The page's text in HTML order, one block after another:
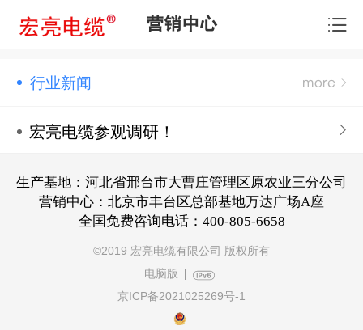
营销中心
行业新闻
宏亮电缆参观调研！
生产基地：河北省邢台市大曹庄管理区原农业三分公司
营销中心：北京市丰台区总部基地万达广场A座
全国免费咨询电话：400-805-6658
©2019 宏亮电缆有限公司 版权所有
电脑版
京ICP备2021025269号-1